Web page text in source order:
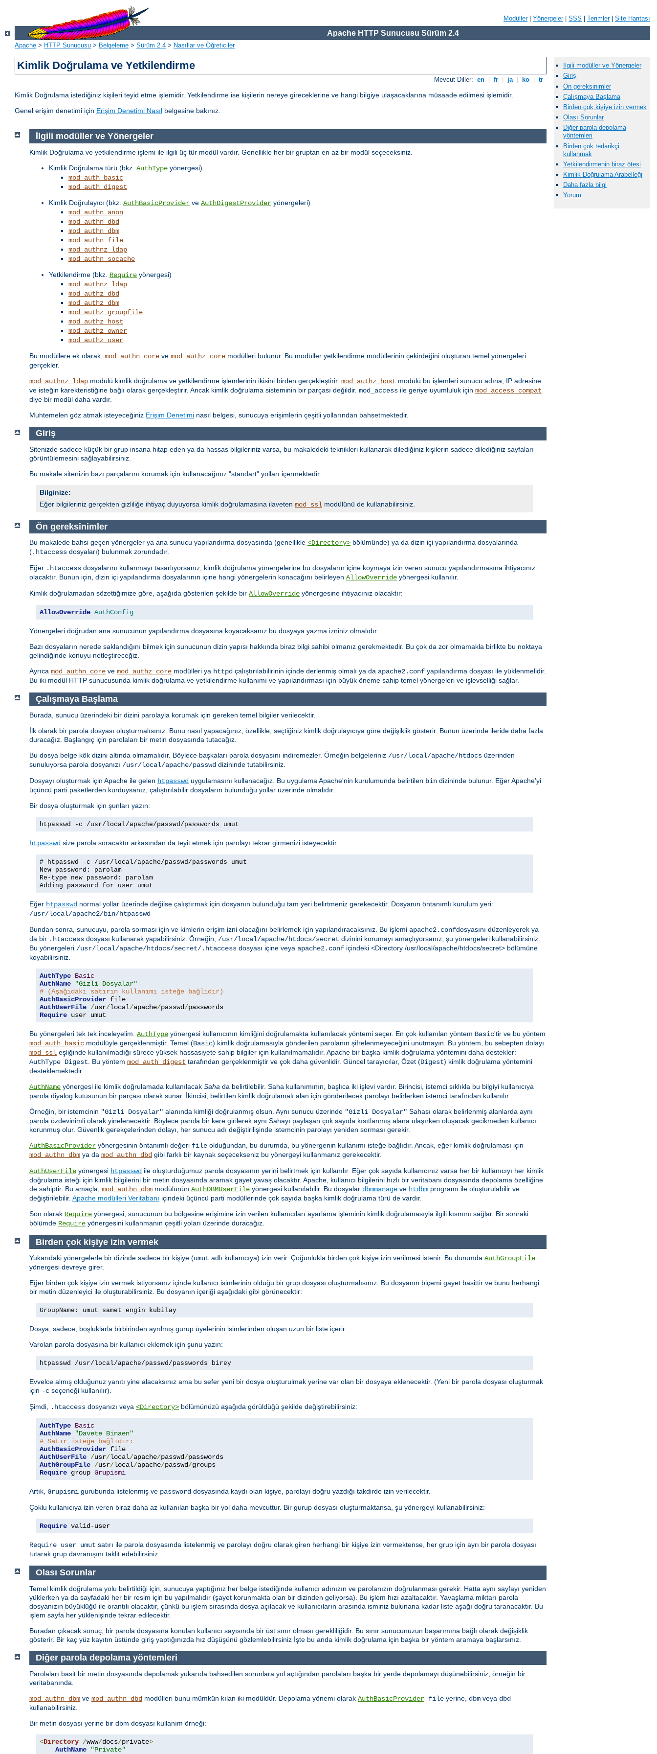
Modüller| Yönergeler| SSS Terimler| Site Haritası
Apache HTTP Sunucusu Sürüm 2.4
Apache > HTTP Sunucusu > Belgeleme > Sürüm 2.4 > Nasıllar ve Öğreticiler
Kimlik Doğrulama ve Yetkilendirme
Mevcut Diller: en fr ja ko tr
Kimlik Doğrulama istediğiniz kişileri teyid etme işlemidir. Yetkilendirme ise kişilerin nereye gireceklerine ve hangi bilgiye ulaşacaklarına müsaade edilmesi işlemidir.
Genel erişim denetimi için Erişim Denetimi Nasıl belgesine bakınız.
İlgili modüller ve Yönergeler
Giriş
Ön gereksinimler
Çalışmaya Başlama
Birden çok kişiye izin vermek
Olası Sorunlar
Diğer parola depolama
yöntemleri
Birden çok tedarikçi
kullanmak
Yetkilendirmenin biraz ötesi
Kimlik Doğrulama Arabelleği
Daha fazla bilgi
Yorum
İlgili modüller ve Yönergeler
Kimlik Doğrulama ve yetkilendirme işlemi ile ilgili üç tür modül vardır. Genellikle her bir gruptan en az bir modül seçeceksiniz.
Kimlik Doğrulama türü (bkz. AuthType yönergesi)
mod_auth_basic
mod_auth_digest
Kimlik Doğrulayıcı (bkz. AuthBasicProvider ve AuthDigestProvider yönergeleri)
mod_authn_anon
mod_authn_dbd
mod_authn_dbm
mod_authn_file
mod_authnz_ldap
mod_authn_socache
Yetkilendirme (bkz. Require yönergesi)
mod_authnz_ldap
mod_authz_dbd
mod_authz_dbm
mod_authz_groupfile
mod_authz_host
mod_authz_owner
mod_authz_user
Bu modüllere ek olarak, mod_authn_core ve mod_authz_core modülleri bulunur. Bu modüller yetkilendirme modüllerinin çekirdeğini oluşturan temel yönergeleri
gerçekler.
mod_authnz_ldap modülü kimlik doğrulama ve yetkilendirme işlemlerinin ikisini birden gerçekleştirir. mod_authz_host modülü bu işlemleri sunucu adına, IP adresine
ve isteğin karekteristiğine bağlı olarak gerçekleştirir. Ancak kimlik doğrulama sisteminin bir parçası değildir. mod_access ile geriye uyumluluk için mod_access_compat
diye bir modül daha vardır.
Muhtemelen göz atmak isteyeceğiniz Erişim Denetimi nasıl belgesi, sunucuya erişimlerin çeşitli yollarından bahsetmektedir.
Giriş
Sitenizde sadece küçük bir grup insana hitap eden ya da hassas bilgileriniz varsa, bu makaledeki teknikleri kullanarak dilediğiniz kişilerin sadece dilediğiniz sayfaları
görüntülemesini sağlayabilirsiniz.
Bu makale sitenizin bazı parçalarını korumak için kullanacağınız "standart" yolları içermektedir.
Bilginize:
Eğer bilgileriniz gerçekten gizliliğe ihtiyaç duyuyorsa kimlik doğrulamasına ilaveten mod_ssl modülünü de kullanabilirsiniz.
Ön gereksinimler
Bu makalede bahsi geçen yönergeler ya ana sunucu yapılandırma dosyasında (genellikle <Directory> bölümünde) ya da dizin içi yapılandırma dosyalarında
(.htaccess dosyaları) bulunmak zorundadır.
Eğer .htaccess dosyalarını kullanmayı tasarlıyorsanız, kimlik doğrulama yönergelerine bu dosyaların içine koymaya izin veren sunucu yapılandırmasına ihtiyacınız
olacaktır. Bunun için, dizin içi yapılandırma dosyalarının içine hangi yönergelerin konacağını belirleyen AllowOverride yönergesi kullanılır.
Kimlik doğrulamadan sözettiğimize göre, aşağıda gösterilen şekilde bir AllowOverride yönergesine ihtiyacınız olacaktır:
AllowOverride AuthConfig
Yönergeleri doğrudan ana sunucunun yapılandırma dosyasına koyacaksanız bu dosyaya yazma izniniz olmalıdır.
Bazı dosyaların nerede saklandığını bilmek için sunucunun dizin yapısı hakkında biraz bilgi sahibi olmanız gerekmektedir. Bu çok da zor olmamakla birlikte bu noktaya
gelindiğinde konuyu netleştireceğiz.
Ayrıca mod_authn_core ve mod_authz_core modülleri ya httpd çalıştırılabilirinin içinde derlenmiş olmalı ya da apache2.conf yapılandırma dosyası ile yüklenmelidir.
Bu iki modül HTTP sunucusunda kimlik doğrulama ve yetkilendirme kullanımı ve yapılandırması için büyük öneme sahip temel yönergeleri ve işlevselliği sağlar.
Çalışmaya Başlama
Burada, sunucu üzerindeki bir dizini parolayla korumak için gereken temel bilgiler verilecektir.
İlk olarak bir parola dosyası oluşturmalısınız. Bunu nasıl yapacağınız, özellikle, seçtiğiniz kimlik doğrulayıcıya göre değişiklik gösterir. Bunun üzerinde ileride daha fazla
duracağız. Başlangıç için parolaları bir metin dosyasında tutacağız.
Bu dosya belge kök dizini altında olmamalıdır. Böylece başkaları parola dosyasını indiremezler. Örneğin belgeleriniz /usr/local/apache/htdocs üzerinden
sunuluyorsa parola dosyanızı /usr/local/apache/passwd dizininde tutabilirsiniz.
Dosyayı oluşturmak için Apache ile gelen htpasswd uygulamasını kullanacağız. Bu uygulama Apache'nin kurulumunda belirtilen bin dizininde bulunur. Eğer Apache'yi
üçüncü parti paketlerden kurduysanız, çalıştırılabilir dosyaların bulunduğu yollar üzerinde olmalıdır.
Bir dosya oluşturmak için şunları yazın:
htpasswd -c /usr/local/apache/passwd/passwords umut
htpasswd size parola soracaktır arkasından da teyit etmek için parolayı tekrar girmenizi isteyecektir:
# htpasswd -c /usr/local/apache/passwd/passwords umut
New password: parolam
Re-type new password: parolam
Adding password for user umut
Eğer htpasswd normal yollar üzerinde değilse çalıştırmak için dosyanın bulunduğu tam yeri belirtmeniz gerekecektir. Dosyanın öntanımlı kurulum yeri:
/usr/local/apache2/bin/htpasswd
Bundan sonra, sunucuyu, parola sorması için ve kimlerin erişim izni olacağını belirlemek için yapılandıracaksınız. Bu işlemi apache2.confdosyasını düzenleyerek ya
da bir .htaccess dosyası kullanarak yapabilirsiniz. Örneğin, /usr/local/apache/htdocs/secret dizinini korumayı amaçlıyorsanız, şu yönergeleri kullanabilirsiniz.
Bu yönergeleri /usr/local/apache/htdocs/secret/.htaccess dosyası içine veya apache2.conf içindeki <Directory /usr/local/apache/htdocs/secret> bölümüne
koyabilirsiniz.
AuthType Basic
AuthName
"Gizli Dosyalar"
# (Aşağıdaki satırın kullanımı isteğe bağlıdır)
AuthBasicProvider
AuthUserFile /usr/local/apache/passwd/
Require user umut
Bu yönergeleri tek tek inceleyelim. AuthType yönergesi kullanıcının kimliğini doğrulamakta kullanılacak yöntemi seçer. En çok kullanılan yöntem Basic'tir ve bu yöntem
mod_auth_basic modülüyle gerçeklenmiştir. Temel (Basic) kimlik doğrulamasıyla gönderilen parolanın şifrelenmeyeceğini unutmayın. Bu yöntem, bu sebepten dolayı
mod_ssl eşliğinde kullanılmadığı sürece yüksek hassasiyete sahip bilgiler için kullanılmamalıdır. Apache bir başka kimlik doğrulama yöntemini daha destekler:
AuthType Digest . Bu yöntem mod_auth_digest tarafından gerçeklenmiştir ve çok daha güvenlidir. Güncel tarayıcılar, Özet (Digest) kimlik doğrulama yöntemini
desteklemektedir.
AuthName yönergesi ile kimlik doğrulamada kullanılacak Saha da belirtilebilir. Saha kullanımının, başlıca iki işlevi vardır. Birincisi, istemci sıklıkla bu bilgiyi kullanıcıya
parola diyalog kutusunun bir parçası olarak sunar. İkincisi, belirtilen kimlik doğrulamalı alan için gönderilecek parolayı belirlerken istemci tarafından kullanılır.
Örneğin, bir istemcinin "Gizli Dosyalar" alanında kimliği doğrulanmış olsun. Aynı sunucu üzerinde "Gizli Dosyalar" Sahası olarak belirlenmiş alanlarda aynı
parola özdevinimli olarak yinelenecektir. Böylece parola bir kere girilerek aynı Sahayı paylaşan çok sayıda kısıtlanmış alana ulaşırken oluşacak gecikmeden kullanıcı
korunmuş olur. Güvenlik gerekçelerinden dolayı, her sunucu adı değiştirilişinde istemcinin parolayı yeniden sorması gerekir.
AuthBasicProvider yönergesinin öntanımlı değeri file olduğundan, bu durumda, bu yönergenin kullanımı isteğe bağlıdır. Ancak, eğer kimlik doğrulaması için
mod_authn_dbm ya da mod_authn_dbd gibi farklı bir kaynak seçecekseniz bu yönergeyi kullanmanız gerekecektir.
AuthUserFile yönergesi htpasswd ile oluşturduğumuz parola dosyasının yerini belirtmek için kullanılır. Eğer çok sayıda kullanıcınız varsa her bir kullanıcıyı her kimlik
doğrulama isteği için kimlik bilgilerini bir metin dosyasında aramak gayet yavaş olacaktır. Apache, kullanıcı bilgilerini hızlı bir veritabanı dosyasında depolama özelliğine
de sahiptir. Bu amaçla, mod_authn_dbm modülünün AuthDBMUserFile yönergesi kullanılabilir. Bu dosyalar dbmmanage ve htdbm programı ile oluşturulabilir ve
değiştirilebilir. Apache modülleri Veritabanı içindeki üçüncü parti modüllerinde çok sayıda başka kimlik doğrulama türü de vardır.
Son olarak Require yönergesi, sunucunun bu bölgesine erişimine izin verilen kullanıcıları ayarlama işleminin kimlik doğrulamasıyla ilgili kısmını sağlar. Bir sonraki
bölümde Require yönergesini kullanmanın çeşitli yoları üzerinde duracağız.
Birden çok kişiye izin vermek
Yukarıdaki yönergelerle bir dizinde sadece bir kişiye (umut adlı kullanıcıya) izin verir. Çoğunlukla birden çok kişiye izin verilmesi istenir. Bu durumda AuthGroupFile
yönergesi devreye girer.
Eğer birden çok kişiye izin vermek istiyorsanız içinde kullanıcı isimlerinin olduğu bir grup dosyası oluşturmalısınız. Bu dosyanın biçemi gayet basittir ve bunu herhangi
bir metin düzenleyici ile oluşturabilirsiniz. Bu dosyanın içeriği aşağıdaki gibi görünecektir:
GroupName: umut samet engin kubilay
Dosya, sadece, boşluklarla birbirinden ayrılmış gurup üyelerinin isimlerinden oluşan uzun bir liste içerir.
Varolan parola dosyasına bir kullanıcı eklemek için şunu yazın:
htpasswd /usr/local/apache/passwd/passwords birey
Evvelce almış olduğunuz yanıtı yine alacaksınız ama bu sefer yeni bir dosya oluşturulmak yerine var olan bir dosyaya eklenecektir. (Yeni bir parola dosyası oluşturmak
için -c seçeneği kullanılır).
Şimdi, .htaccess dosyanızı veya <Directory> bölümünüzü aşağıda görüldüğü şekilde değiştirebilirsiniz:
AuthType Basic
AuthName
"Davete Binaen"
# Satır isteğe bağlıdır:
AuthBasicProvider
AuthUserFile /usr/local/apache/passwd/
AuthGroupFile /usr/local/apache/passwd/
Require group Grupismi
Artık, Grupismi gurubunda listelenmiş ve password dosyasında kaydı olan kişiye, parolayı doğru yazdığı takdirde izin verilecektir.
Çoklu kullanıcıya izin veren biraz daha az kullanılan başka bir yol daha mevcuttur. Bir gurup dosyası oluşturmaktansa, şu yönergeyi kullanabilirsiniz:
Require valid-user
Require user umut satırı ile parola dosyasında listelenmiş ve parolayı doğru olarak giren herhangi bir kişiye izin vermektense, her grup için ayrı bir parola dosyası
tutarak grup davranışını taklit edebilirsiniz.
Olası Sorunlar
Temel kimlik doğrulama yolu belirtildiği için, sunucuya yaptığınız her belge istediğinde kullanıcı adınızın ve parolanızın doğrulanması gerekir. Hatta aynı sayfayı yeniden
yüklerken ya da sayfadaki her bir resim için bu yapılmalıdır (şayet korunmakta olan bir dizinden geliyorsa). Bu işlem hızı azaltacaktır. Yavaşlama miktarı parola
dosyanızın büyüklüğü ile orantılı olacaktır, çünkü bu işlem sırasında dosya açılacak ve kullanıcıların arasında isminiz bulunana kadar liste aşağı doğru taranacaktır. Bu
işlem sayfa her yüklenişinde tekrar edilecektir.
Buradan çıkacak sonuç, bir parola dosyasına konulan kullanıcı sayısında bir üst sınır olması gerekliliğidir. Bu sınır sunucunuzun başarımına bağlı olarak değişiklik
gösterir. Bir kaç yüz kayıtın üstünde giriş yaptığınızda hız düşüşünü gözlemlebilirsiniz İşte bu anda kimlik doğrulama için başka bir yöntem aramaya başlarsınız.
Diğer parola depolama yöntemleri
Parolaları basit bir metin dosyasında depolamak yukarıda bahsedilen sorunlara yol açtığından parolaları başka bir yerde depolamayı düşünebilirsiniz; örneğin bir
veritabanında.
mod_authn_dbm ve mod_authn_dbd modülleri bunu mümkün kılan iki modüldür. Depolama yönemi olarak AuthBasicProvider file yerine, dbm veya dbd
kullanabilirsiniz.
Bir metin dosyası yerine bir dbm dosyası kullanım örneği:
<Directory /www/docs/private>
AuthName
"Private"